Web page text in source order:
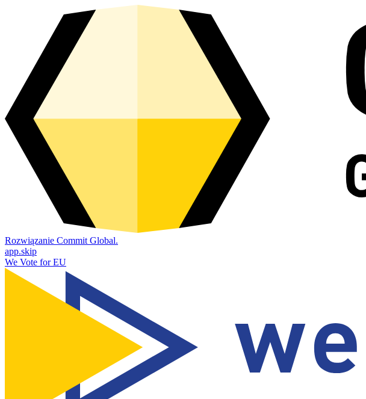
Rozwiązanie Commit Global.
app.skip
We Vote for EU